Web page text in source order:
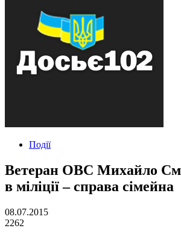
Події
Ветеран ОВС Михайло
в міліції – справа сімейна
08.07.2015
2262